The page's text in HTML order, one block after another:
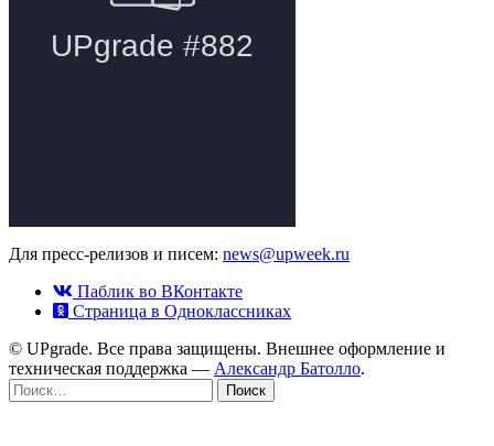
Для пресс-релизов и писем: news@upweek.ru
Паблик во ВКонтакте
Страница в Одноклассниках
© UPgrade. Все права защищены. Внешнее оформление и
техническая поддержка — Александр Батолло.
Найти: